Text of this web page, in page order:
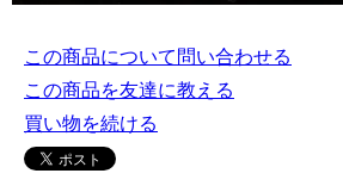
この商品について問い合わせる
この商品を友達に教える
買い物を続ける